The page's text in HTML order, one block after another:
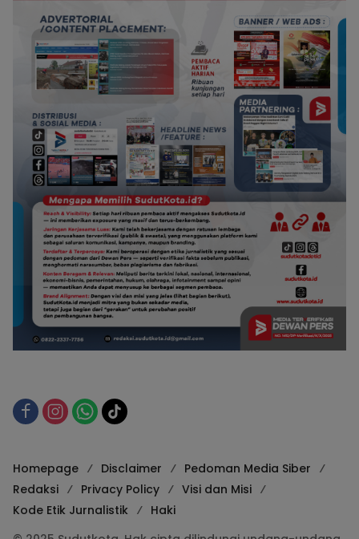
Homepage Disclaimer
Pedoman Media Siber
Redaksi
Privacy Policy
Visi dan Misi
Kode Etik Jurnalistik
Haki